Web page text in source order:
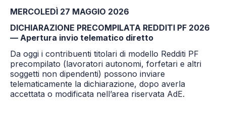
MERCOLEDÌ 27 MAGGIO 2026
DICHIARAZIONE PRECOMPILATA REDDITI PF 2026
— Apertura invio telematico diretto
Da oggi i contribuenti titolari di modello Redditi PF
precompilato (lavoratori autonomi, forfetari e altri
soggetti non dipendenti) possono inviare
telematicamente la dichiarazione, dopo averla
accettata o modificata nell’area riservata AdE.